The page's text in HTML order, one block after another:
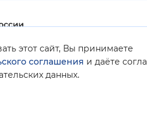
этот сайт, Вы принимаете
соглашения и даёте
данных.